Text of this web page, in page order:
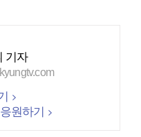
기자
원하기